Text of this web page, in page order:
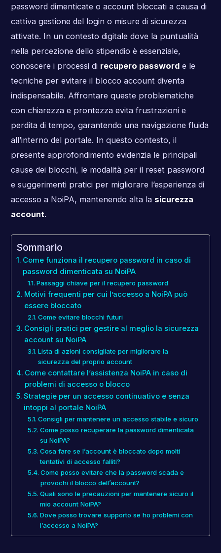
password dimenticate o account bloccati a causa di
cattiva gestione del login o misure di sicurezza
attivate. In un contesto digitale dove la puntualità
nella percezione dello stipendio è essenziale,
conoscere i processi di recupero passworde le
tecniche per evitare il blocco account diventa
indispensabile. Affrontare queste problematiche
con chiarezza e prontezza evita frustrazioni e
perdita di tempo, garantendo una navigazione fluida
all’interno del portale. In questo contesto, il
presente approfondimento evidenzia le principali
cause dei blocchi, le modalità per il reset password
e suggerimenti pratici per migliorare l’esperienza di
accesso a NoiPA, mantenendo alta la sicurezza
account.
Sommario
Come funziona il recupero password in caso di
password dimenticata su NoiPA
Passaggi chiave per il recupero password
Motivi frequenti per cui l’accesso a NoiPA può
essere bloccato
Come evitare blocchi futuri
Consigli pratici per gestire al meglio la sicurezza
account su NoiPA
Lista di azioni consigliate per migliorare la
sicurezza del proprio account
Come contattare l’assistenza NoiPA in caso di
problemi di accesso o blocco
Strategie per un accesso continuativo e senza
intoppi al portale NoiPA
Consigli per mantenere un accesso stabile e sicuro
Come posso recuperare la password dimenticata
su NoiPA?
Cosa fare se l’account è bloccato dopo molti
tentativi di accesso falliti?
Come posso evitare che la password scada e
provochi il blocco dell’account?
Quali sono le precauzioni per mantenere sicuro il
mio account NoiPA?
Dove posso trovare supporto se ho problemi con
l’accesso a NoiPA?